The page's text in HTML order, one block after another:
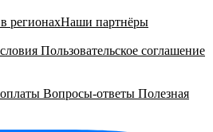
регионахНаши партнёры
Пользовательское соглашение
Вопросы-ответы Полезная